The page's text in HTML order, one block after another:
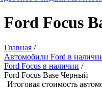
Ford Focus
Главная /
Автомобили Ford в
Ford Focus в наличии /
Ford Focus Base Черный
Итоговая стоимость